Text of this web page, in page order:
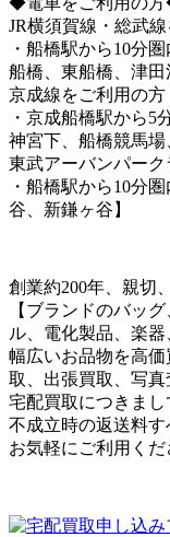
JR横須賀線・総武
・船橋駅から10分
船橋、東船橋、津田
京成線をご利用の方
・京成船橋駅から5
神宮下、船橋競馬場
東武アーバンパー
・船橋駅から10分
谷、新鎌ヶ谷】
創業約200年、親切
【ブランドのバッ
ル、電化製品、楽
幅広いお品物を高
取、出張買取、写真
宅配買取につきま
不成立時の返送料す
お気軽にご利用くだ